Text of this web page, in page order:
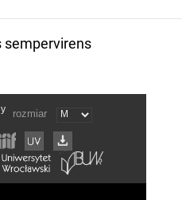
sempervirens